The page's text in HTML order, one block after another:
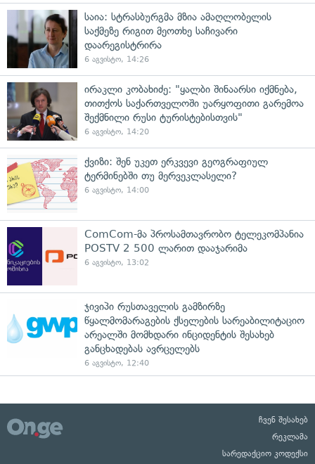
საია: სტრასბურგმა მზია ამაღლობელის
საქმეზე რიგით მეოთხე საჩივარი
დაარეგისტრირა
6 აგვისტო, 14:26
ირაკლი კობახიძე: "ყალბი შინაარსი იქმნება,
თითქოს საქართველოში უარყოფითი გარემოა
შექმნილი რუსი ტურისტებისთვის"
6 აგვისტო, 14:20
ქვიზი: შენ უკეთ ერკვევი გეოგრაფიულ
ტერმინებში თუ მერვეკლასელი?
6 აგვისტო, 14:00
ComCom-მა პროსამთავრობო ტელეკომპანია
POSTV 2 500 ლარით დააჯარიმა
6 აგვისტო, 13:02
ჯივიპი რუსთაველის გამზირზე
წყალმომარაგების ქსელების სარეაბილიტაციო
არეალში მომხდარი ინციდენტის შესახებ
განცხადებას ავრცელებს
6 აგვისტო, 12:40
ჩვენ შესახებ
რეკლამა
სარედაქციო კოდექსი